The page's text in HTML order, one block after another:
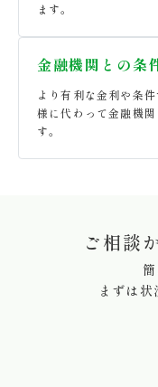
ます。
金融機関との条
より有利な金利や条
様に代わって金融機
す。
ご相談
まずは状